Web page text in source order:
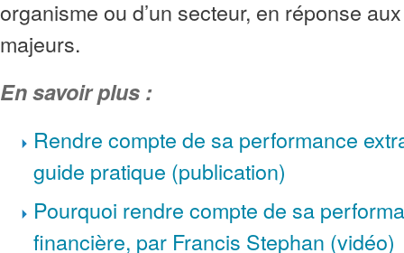
organisme ou d’un secteur, en réponse
majeurs.
En savoir plus :
Rendre compte de sa performance
guide pratique (publication)
Pourquoi rendre compte de sa
financière, par Francis Stephan (vidéo)